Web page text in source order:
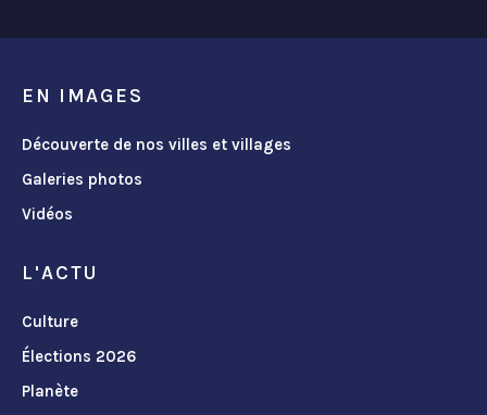
EN IMAGES
Découverte de nos villes et villages
Galeries photos
Vidéos
L'ACTU
Culture
Élections 2026
Planète